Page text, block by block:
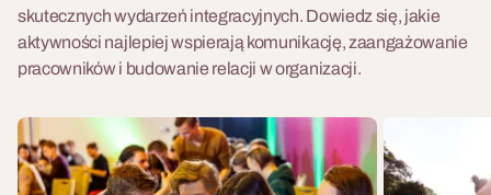
skutecznych wydarzeń integracyjnych. Dowiedz się, jakie
aktywności najlepiej wspierają komunikację, zaangażowanie
pracowników i budowanie relacji w organizacji.